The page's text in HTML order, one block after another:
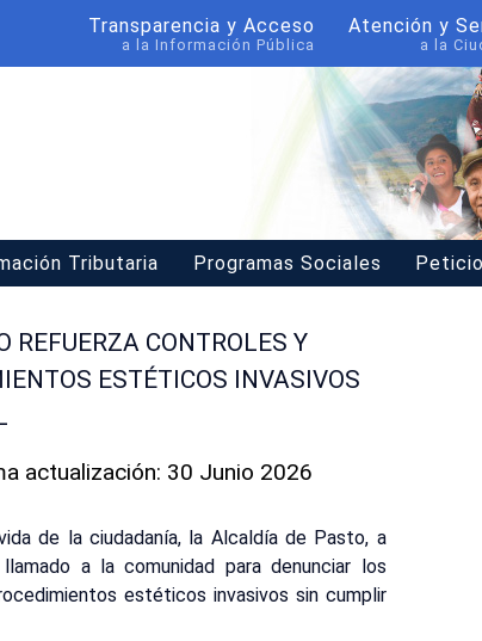
Transparencia y Acceso
a la Información Pública
Atención y
a la
Tributaria Programas Sociales
REFUERZA CONTROLES Y
ESTÉTICOS INVASIVOS
actualización: 30 Junio 2026
de la ciudadanía, la Alcaldía de Pasto, a
a la comunidad para denunciar los
estéticos invasivos sin cumplir